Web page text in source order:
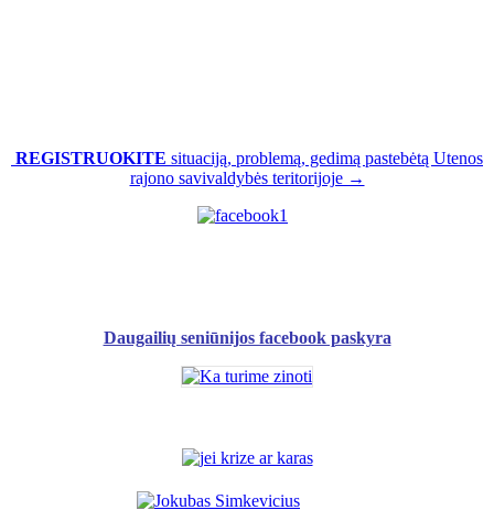
REGISTRUOKITE situaciją, problemą, gedimą pastebėtą Utenos
rajono savivaldybės teritorijoje →
Daugailių seniūnijos facebook paskyra